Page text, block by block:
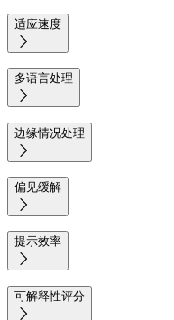
适应速度

多语言处理

边缘情况处理

偏见缓解

提示效率

可解释性评分
